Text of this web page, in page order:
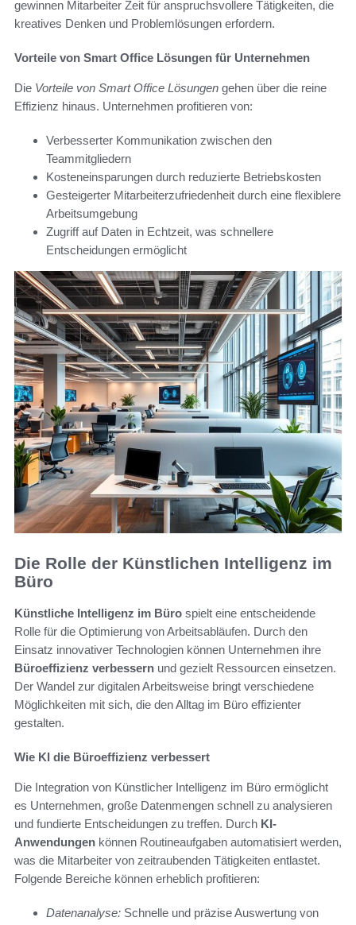
gewinnen Mitarbeiter Zeit für anspruchsvollere Tätigkeiten, die
kreatives Denken und Problemlösungen erfordern.
Vorteile von Smart Office Lösungen für Unternehmen
Die Vorteile von Smart Office Lösungen gehen über die reine
Effizienz hinaus. Unternehmen profitieren von:
Verbesserter Kommunikation zwischen den
Teammitgliedern
Kosteneinsparungen durch reduzierte Betriebskosten
Gesteigerter Mitarbeiterzufriedenheit durch eine flexiblere
Arbeitsumgebung
Zugriff auf Daten in Echtzeit, was schnellere
Entscheidungen ermöglicht
Die Rolle der Künstlichen Intelligenz im
Büro
Künstliche Intelligenz im Büro spielt eine entscheidende
Rolle für die Optimierung von Arbeitsabläufen. Durch den
Einsatz innovativer Technologien können Unternehmen ihre
Büroeffizienz verbessern und gezielt Ressourcen einsetzen.
Der Wandel zur digitalen Arbeitsweise bringt verschiedene
Möglichkeiten mit sich, die den Alltag im Büro effizienter
gestalten.
Wie KI die Büroeffizienz verbessert
Die Integration von Künstlicher Intelligenz im Büro ermöglicht
es Unternehmen, große Datenmengen schnell zu analysieren
und fundierte Entscheidungen zu treffen. Durch KI-
Anwendungen können Routineaufgaben automatisiert werden,
was die Mitarbeiter von zeitraubenden Tätigkeiten entlastet.
Folgende Bereiche können erheblich profitieren:
Datenanalyse: Schnelle und präzise Auswertung von